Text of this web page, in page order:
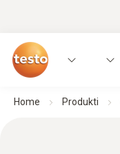
Home Produkti